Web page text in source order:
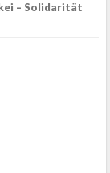
– Solidarität